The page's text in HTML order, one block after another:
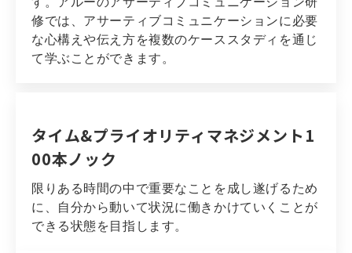
修では、アサーティブコミュニケーションに必要
な心構えや伝え方を複数のケーススタディを通じ
て学ぶことができます。
タイム&プライオリティマネジメント1
00本ノック
限りある時間の中で重要なことを成し遂げるため
に、自分から動いて状況に働きかけていくことが
できる状態を目指します。